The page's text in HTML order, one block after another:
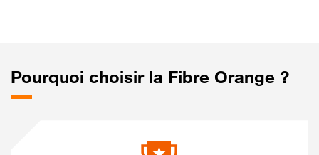
Pourquoi choisir la Fibre Orange ?